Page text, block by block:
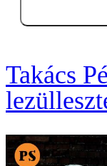
Takács